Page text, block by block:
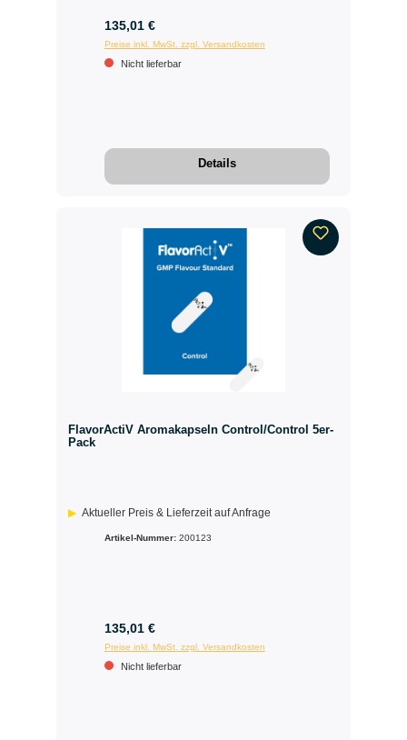
135,01 €
Preise inkl. MwSt. zzgl. Versandkosten
Nicht lieferbar
Details
FlavorActiV Aromakapseln Control/Control 5er-
Pack
Aktueller Preis & Lieferzeit auf Anfrage
Artikel-Nummer: 200123
135,01 €
Preise inkl. MwSt. zzgl. Versandkosten
Nicht lieferbar